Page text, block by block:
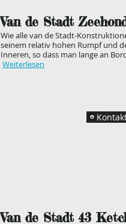
Van de Stadt
Wie alle van de Stadt-
seinem relativ hohen Rumpf und
Inneren, so dass man lange an
Weiterlesen
Van de Stadt 43